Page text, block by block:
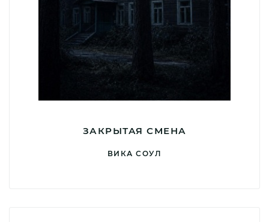
ЗАКРЫТАЯ СМЕНА
ВИКА СОУЛ